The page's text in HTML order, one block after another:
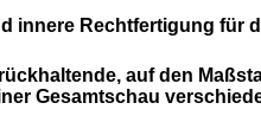
innere Rechtfertigung für
auf den
Gesamtschau